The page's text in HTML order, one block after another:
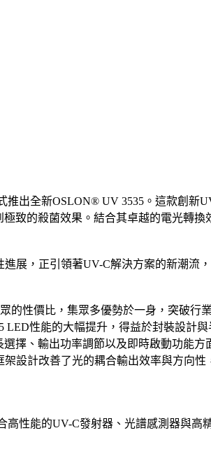
出全新OSLON® UV 3535。這款創新
致的殺菌效果。結合其卓越的電光轉換
展，正引領著UV-C解決方案的新潮流
的性價比，集眾多優勢於一身，突破行
LED性能的大幅提升，得益於封裝設計
擇、輸出功率調節以及即時啟動功能方
設計改善了光的耦合輸出效率與方向性
性能的UV-C發射器、光譜感測器與高